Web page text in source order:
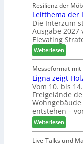
S
o
r
t
i
m
e
n
t
n
u
n
g
e
n
f
ü
r
P
l
a
n
t
a
g
m
e
l
l
o
-
F
r
ä
s
e
r
u
n
d
-
Resilienz der
Leitthema der
Die Interzum
Ausgabe 2027
Elevating
Weiterlesen:
L
e
i
t
t
h
e
m
a
d
Messeformat mit
Ligna zeigt
Vom 10. bis
Freigelände
entstehen –
Weiterlesen:
L
i
Live-Talks und